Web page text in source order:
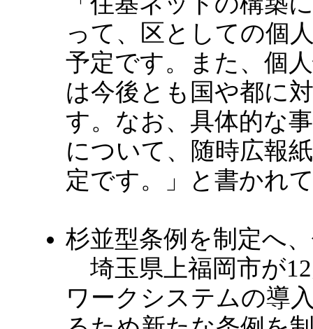
って、区としての個
予定です。また、個
は今後とも国や都に
す。なお、具体的な
について、随時広報
定です。」と書かれ
杉並型条例を制定へ
埼玉県上福岡市が
ワークシステムの導